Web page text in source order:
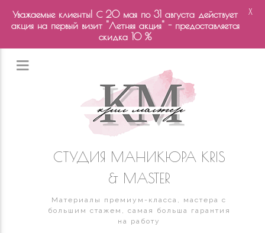
СТУДИЯ МАНИКЮРА KRIS
& MASTER
Материалы премиум-класса, мастера с
большим стажем, самая больша гарантия
на работу
Уважаемые клиенты! С 20 мая по 31 августа действует
акция на первый визит "Летняя акция" - предоставляется
скидка 10 %
X